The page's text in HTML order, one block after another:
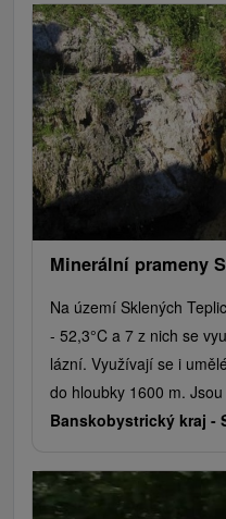
Mestské a zámocké parky
Jazerá, plesá, vodné nádrže
Vodopády
Drevené kostolíky
Túry a turistické chodníky
Plte, rafting, splavy
Golfové ihriská
Motokárové
Vínne cesty
Cyklotrasy
Minerální prameny
Na území Sklených
- 52,3°C a 7 z nich se
lázní. Využívají se i
do hloubky 1600 m.
Banskobystrický kraj -